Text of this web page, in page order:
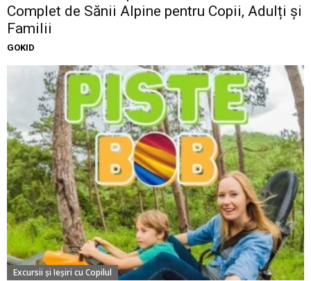
Complet de Sănii Alpine pentru Copii, Adulți și
Familii
GOKID
Excursii şi Ieşiri cu Copilul